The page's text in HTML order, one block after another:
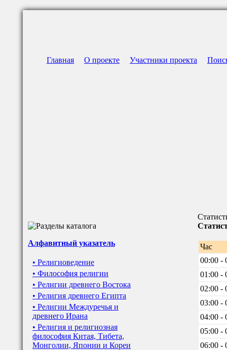
Главная О проекте Участники проекта
Алфавитный указатель
• Религиоведение
• Философия религии
• Религии древнего Востока
• Религия древнего Египта
• Религии Междуречья и
древнего Ирана
• Религия и религиозная
философия Китая, Тибета,
Монголии, Японии и Кореи
Час
00:00 -
01:00 -
02:00 -
03:00 -
04:00 -
05:00 -
06:00 -